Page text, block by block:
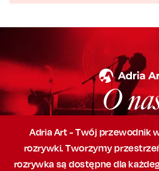
O
Adria Art - Twój przewodnik
rozrywki. Tworzymy
rozrywka są dostępne dla